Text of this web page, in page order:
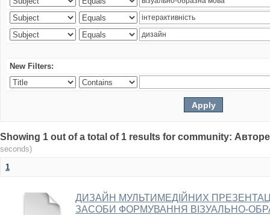
New Filters:
Showing 1 out of a total of 1 results for community:
seconds)
1
ДИЗАЙН МУЛЬТИМЕДІЙНИХ
ЗАСОБИ ФОРМУВАННЯ ВІЗУАЛЬНО-